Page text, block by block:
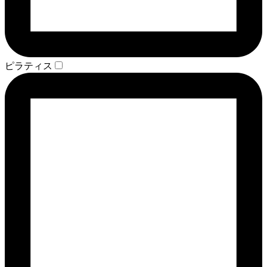
ピラティス